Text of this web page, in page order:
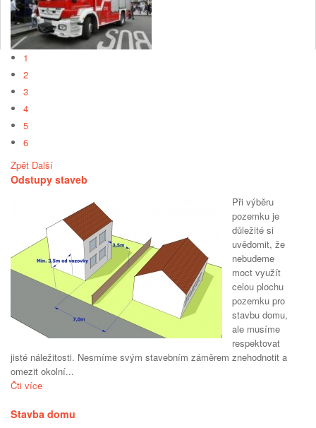
1
2
3
4
5
6
Zpět Další
Odstupy staveb
Při výběru
pozemku je
důležité si
uvědomit, že
nebudeme
moct využít
celou plochu
pozemku pro
stavbu domu,
ale musíme
respektovat
jisté náležitosti. Nesmíme svým stavebním záměrem znehodnotit a
omezit okolní...
Čti více
Stavba domu